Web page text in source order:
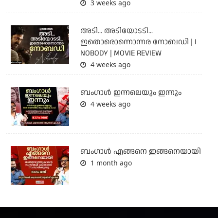
3 weeks ago
അടി... അടിയോടടി...
ഇതൊരൊന്നൊന്നര നോബഡി | I
NOBODY | MOVIE REVIEW
4 weeks ago
ബംഗാള്‍ ഇന്നലെയും ഇന്നും
4 weeks ago
ബം​ഗാൾ എങ്ങനെ ഇങ്ങനെയായി
1 month ago